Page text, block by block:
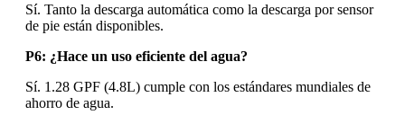
Sí. Tanto la descarga automática como la descarga por sensor
de pie están disponibles.
P6: ¿Hace un uso eficiente del agua?
Sí. 1.28 GPF (4.8L) cumple con los estándares mundiales de
ahorro de agua.